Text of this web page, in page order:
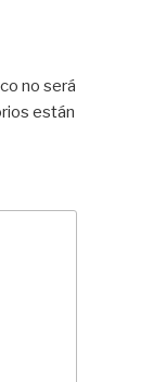
no será
están